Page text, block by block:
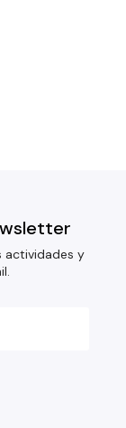
actividades y